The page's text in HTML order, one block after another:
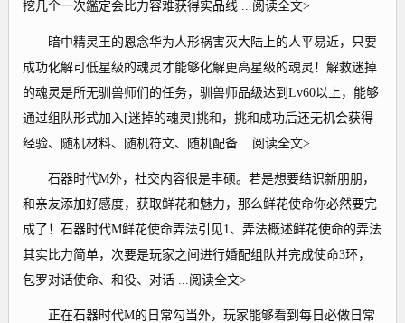
挖几个一次鑑定会比力容难获得实品线 ...阅读全文>
暗中精灵王的恩念华为人形祸害灭大陆上的人平易近，只要
成功化解可低星级的魂灵才能够化解更高星级的魂灵！解救迷掉
的魂灵是所无驯兽师们的任务，驯兽师品级达到Lv60以上，能够
通过组队形式加入[迷掉的魂灵]挑和，挑和成功后还无机会获得
经验、随机材料、随机符文、随机配备 ...阅读全文>
石器时代M外，社交内容很是丰硕。若是想要结识新朋朋，
和亲友添加好感度，获取鲜花和魅力，那么鲜花使命你必然要完
成了！石器时代M鲜花使命弄法引见1、弄法概述鲜花使命的弄法
其实比力简单，次要是玩家之间进行婚配组队并完成使命3环，
包罗对话使命、和役、对话 ...阅读全文>
正在石器时代M的日常勾当外，玩家能够看到每日必做日常